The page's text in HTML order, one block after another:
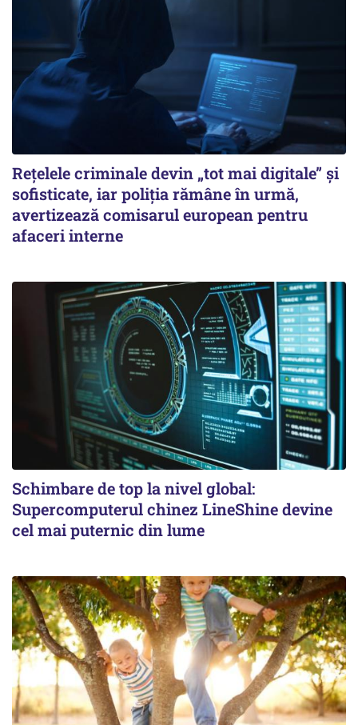
Rețelele criminale devin „tot mai digitale” și
sofisticate, iar poliția rămâne în urmă,
avertizează comisarul european pentru
afaceri interne
Schimbare de top la nivel global:
Supercomputerul chinez LineShine devine
cel mai puternic din lume